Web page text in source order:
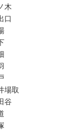
木
口
場取
谷